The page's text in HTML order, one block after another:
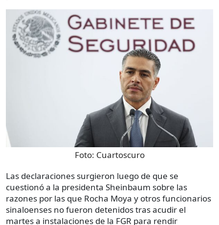
Foto: Cuartoscuro
Las declaraciones surgieron luego de que se
cuestionó a la presidenta Sheinbaum sobre las
razones por las que Rocha Moya y otros funcionarios
sinaloenses no fueron detenidos tras acudir el
martes a instalaciones de la FGR para rendir